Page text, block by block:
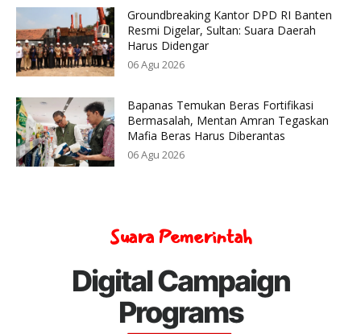
Groundbreaking Kantor DPD RI Banten
Resmi Digelar, Sultan: Suara Daerah
Harus Didengar
06 Agu 2026
Bapanas Temukan Beras Fortifikasi
Bermasalah, Mentan Amran Tegaskan
Mafia Beras Harus Diberantas
06 Agu 2026
Suara Pemerintah
Digital Campaign
Programs